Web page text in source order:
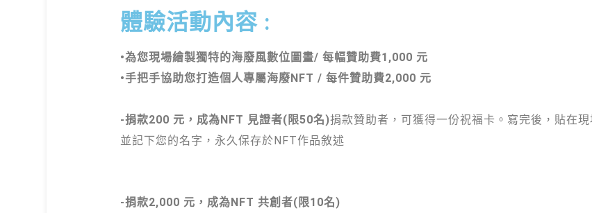
體驗活動內容 :
•為您現場繪製獨特的海廢風數位圖畫/ 每幅贊助費1,000 元
•手把手協助您打造個人專屬海廢NFT / 每件贊助費2,000 元
-捐款200 元，成為NFT 見證者(限50名)捐款贊助者，可獲得一份祝福卡。寫完後，貼在
並記下您的名字，永久保存於NFT作品敘述
-捐款2,000 元，成為NFT 共創者(限10名)